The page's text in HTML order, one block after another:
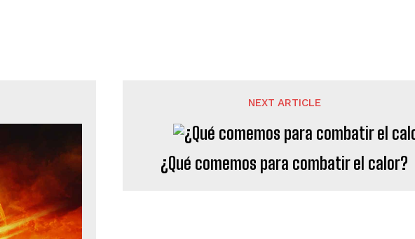
NEXT ARTICLE
¿Qué comemos para combatir el calor?